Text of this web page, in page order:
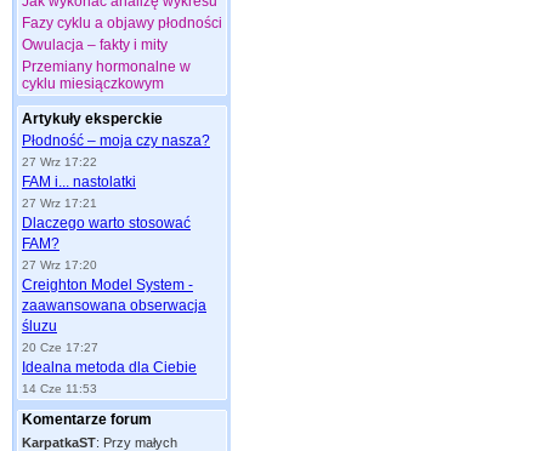
Fazy cyklu a objawy płodności
Owulacja – fakty i mity
Przemiany hormonalne w
cyklu miesiączkowym
Artykuły eksperckie
Płodność – moja czy nasza?
27 Wrz 17:22
FAM i... nastolatki
27 Wrz 17:21
Dlaczego warto stosować
FAM?
27 Wrz 17:20
Creighton Model System -
zaawansowana obserwacja
śluzu
20 Cze 17:27
Idealna metoda dla Ciebie
14 Cze 11:53
Komentarze forum
KarpatkaST: Przy małych